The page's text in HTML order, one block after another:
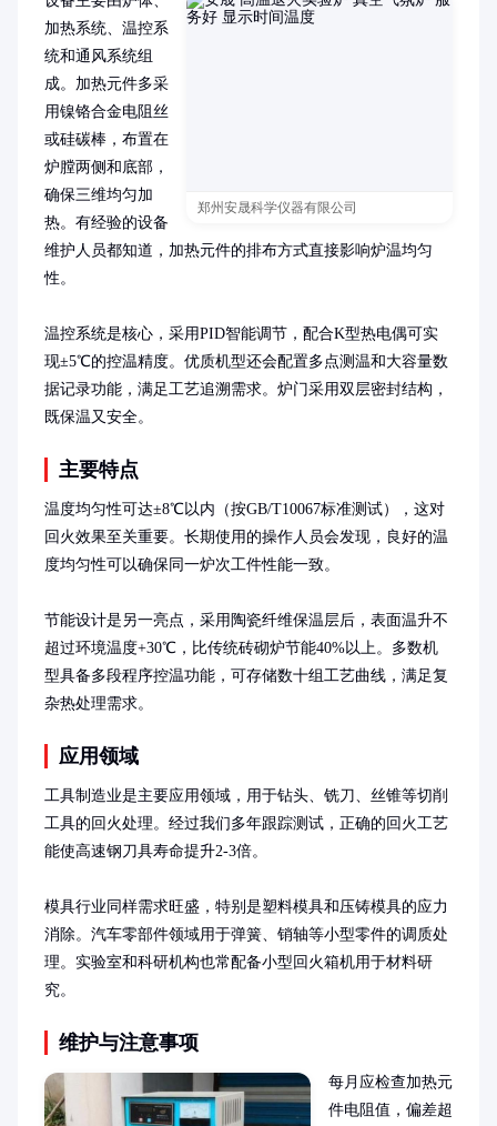
郑州安晟科学仪器有限公司
加热系统、温控系
统和通风系统组
成。加热元件多采
用镍铬合金电阻丝
或硅碳棒，布置在
炉膛两侧和底部，
确保三维均匀加
热。有经验的设备
维护人员都知道，加热元件的排布方式直接影响炉温均匀
性。
温控系统是核心，采用PID智能调节，配合K型热电偶可实
现±5℃的控温精度。优质机型还会配置多点测温和大容量数
据记录功能，满足工艺追溯需求。炉门采用双层密封结构，
既保温又安全。
主要特点
温度均匀性可达±8℃以内（按GB/T10067标准测试），这对
回火效果至关重要。长期使用的操作人员会发现，良好的温
度均匀性可以确保同一炉次工件性能一致。
节能设计是另一亮点，采用陶瓷纤维保温层后，表面温升不
超过环境温度+30℃，比传统砖砌炉节能40%以上。多数机
型具备多段程序控温功能，可存储数十组工艺曲线，满足复
杂热处理需求。
应用领域
工具制造业是主要应用领域，用于钻头、铣刀、丝锥等切削
工具的回火处理。经过我们多年跟踪测试，正确的回火工艺
能使高速钢刀具寿命提升2-3倍。
模具行业同样需求旺盛，特别是塑料模具和压铸模具的应力
消除。汽车零部件领域用于弹簧、销轴等小型零件的调质处
理。实验室和科研机构也常配备小型回火箱机用于材料研
究。
维护与注意事项
每月应检查加热元
件电阻值，偏差超